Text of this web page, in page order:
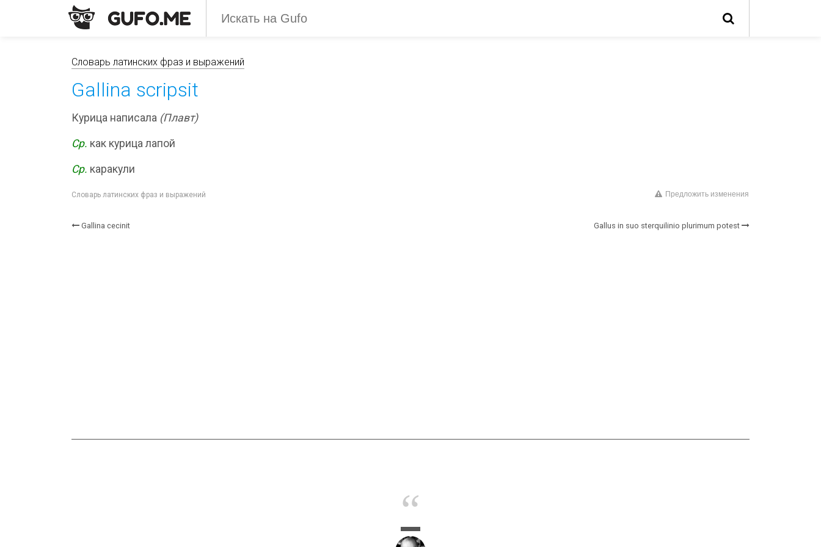
Словарь латинских фраз и выражений
Gallina scripsit
Курица написала (Плавт)
Ср. как курица лапой
Ср. каракули
Словарь латинских фраз и выражений Предложить изменения
Gallina cecinit Gallus in suo sterquilinio plurimum potest